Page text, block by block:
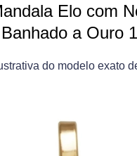
Elo com
a Ouro
do modelo exato